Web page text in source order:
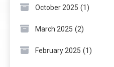
October 2025 (1)
March 2025 (2)
February 2025 (1)